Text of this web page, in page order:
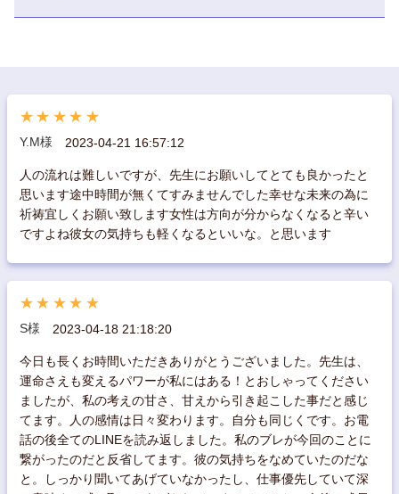
★★★★★
Y.M様 2023-04-21 16:57:12
人の流れは難しいですが、先生にお願いしてとても良かったと
思います途中時間が無くてすみませんでした幸せな未来の為に
祈祷宜しくお願い致します女性は方向が分からなくなると辛い
ですよね彼女の気持ちも軽くなるといいな。と思います
★★★★★
S様 2023-04-18 21:18:20
今日も長くお時間いただきありがとうございました。先生は、
運命さえも変えるパワーが私にはある！とおしゃってください
ましたが、私の考えの甘さ、甘えから引き起こした事だと感じ
てます。人の感情は日々変わります。自分も同じくです。お電
話の後全てのLINEを読み返しました。私のブレが今回のことに
繋がったのだと反省してます。彼の気持ちをなめていたのだな
と。しっかり聞いてあげていなかったし、仕事優先していて深